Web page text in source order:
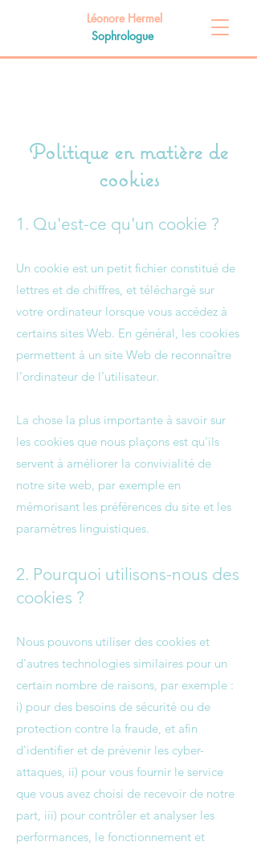
Léonore Hermel
Sophrologue
Politique en matière de
cookies
1. Qu'est-ce qu'un cookie ?
Un cookie est un petit fichier constitué de
lettres et de chiffres, et téléchargé sur
votre ordinateur lorsque vous accédez à
certains sites Web. En général, les cookies
permettent à un site Web de reconnaître
l'ordinateur de l’utilisateur.
La chose la plus importante à savoir sur
les cookies que nous plaçons est qu'ils
servent à améliorer la convivialité de
notre site web, par exemple en
mémorisant les préférences du site et les
paramètres linguistiques.
2. Pourquoi utilisons-nous des
cookies ?
Nous pouvons utiliser des cookies et
d'autres technologies similaires pour un
certain nombre de raisons, par exemple :
i) pour des besoins de sécurité ou de
protection contre la fraude, et afin
d'identifier et de prévenir les cyber-
attaques, ii) pour vous fournir le service
que vous avez choisi de recevoir de notre
part, iii) pour contrôler et analyser les
performances, le fonctionnement et